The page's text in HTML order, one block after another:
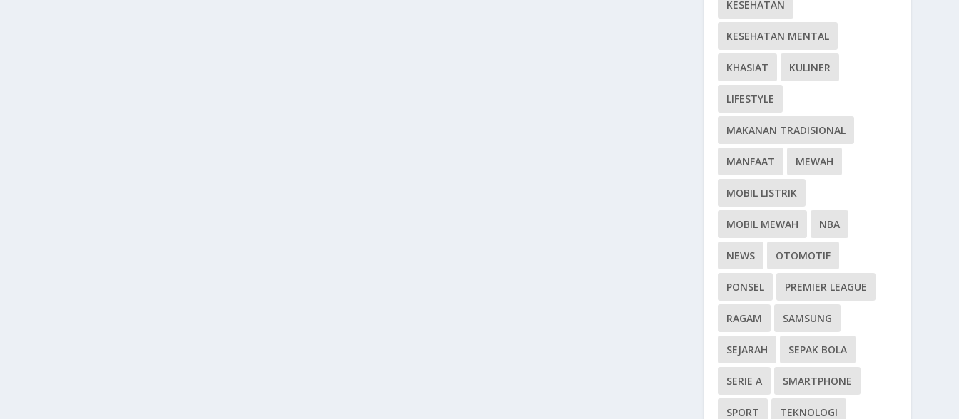
KESEHATAN
KESEHATAN MENTAL
KHASIAT KULINER
LIFESTYLE
MAKANAN TRADISIONAL
MANFAAT MEWAH
MOBIL LISTRIK
MOBIL MEWAH NBA
NEWS OTOMOTIF
PONSEL PREMIER LEAGUE
RAGAM SAMSUNG
SEJARAH SEPAK BOLA
SERIE A SMARTPHONE
SPORT TEKNOLOGI